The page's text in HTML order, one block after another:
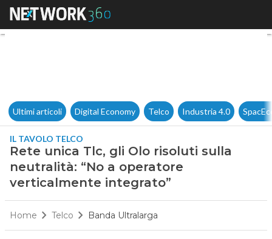
Rete unica Tlc, gli Olo
Ultimi articoli Digital Economy Telco Industria 4.0
IL TAVOLO TELCO
Rete unica Tlc, gli Olo risoluti sulla
neutralità: “No a operatore
verticalmente integrato”
Home Telco Banda Ultralarga